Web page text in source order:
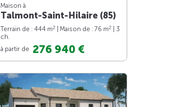
Maison à
Talmont-Saint-Hilaire (85)
Terrain de : 444 m2 | Maison de : 76 m2
| 3
ch.
à partir de 276 940 €